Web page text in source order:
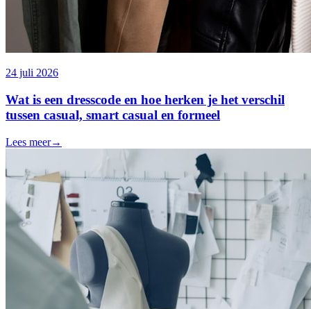
24 juli 2026
Wat is een dresscode en hoe herken je het verschil
tussen casual, smart casual en formeel
Lees meer→